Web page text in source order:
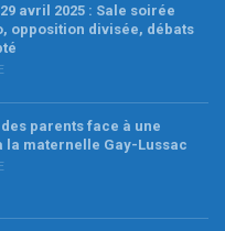
avril 2025 : Sale soirée
opposition divisée, débats
parents face à une
la maternelle Gay-Lussac